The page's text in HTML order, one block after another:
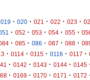
019 · 020 · 021 · 022 · 023 ·
· 052 · 053 · 054 · 055 ·
· 085 · 086 · 087 · 088 ·
· 0114 · 0115 · 0116 · 0117 ·
· 0142 · 0143 · 0144 · 0145 ·
· 0169 · 0170 · 0171 · 0172 ·